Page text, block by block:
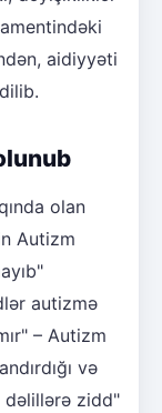
aidiyyəti
olan
Autizm
autizmə
– Autizm
və
dəlillərə zidd"